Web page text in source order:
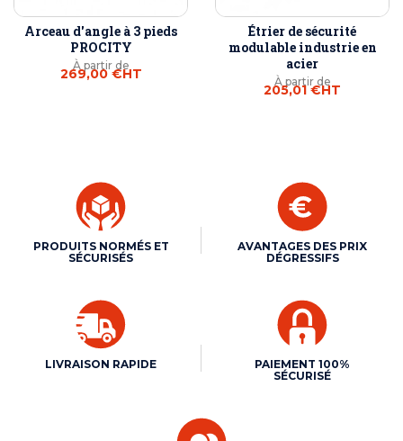
Arceau d'angle à 3 pieds
PROCITY
À partir de
269,00 €HT
Étrier de sécurité
modulable industrie en
acier
À partir de
205,01 €HT
PRODUITS NORMÉS ET
SÉCURISÉS
AVANTAGES DES PRIX
DÉGRESSIFS
LIVRAISON RAPIDE
PAIEMENT 100%
SÉCURISÉ